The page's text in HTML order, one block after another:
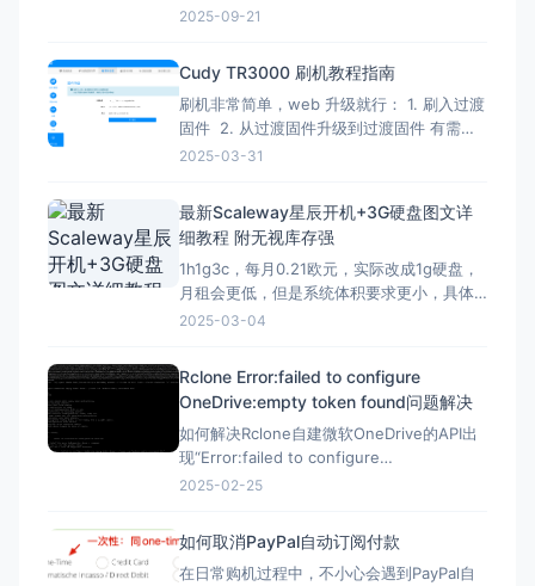
Verify administrator privileges net
2025-09-21
Cudy TR3000 刷机教程指南
刷机非常简单，web 升级就行： 1. 刷入过渡
固件 2. 从过渡固件升级到过渡固件 有需要
刷回原厂固件的记得先备份 FIP 分区！ FIP
（不保留配置）：openwrt-mediatek-
filogic-cudy_tr3000-v1-squas
2025-03-31
最新Scaleway星辰开机+3G硬盘图文详
细教程 附无视库存强
1h1g3c，每月0.21欧元，实际改成1g硬盘，
月租会更低，但是系统体积要求更小，具体
自己测试，方法一样。 星辰Scaleway官网：
先注册一个星辰账号 这里的地址可以
2025-03-04
Rclone Error:failed to configure
OneDrive:empty token found问题解决
如何解决Rclone自建微软OneDrive的API出
现“Error:failed to configure
OneDrive:empty token found”错误？ 在
配置config_token ▼ Option config_t
2025-02-25
如何取消PayPal自动订阅付款
在日常购机过程中，不小心会遇到PayPal自